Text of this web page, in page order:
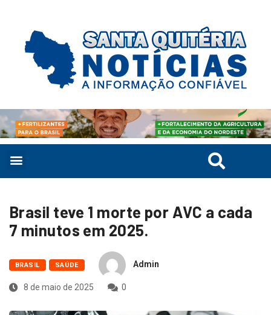
Brasil teve 1 morte por AVC a cada
7 minutos em 2025.
BRASIL SAÚDE Admin
8 de maio de 2025 0